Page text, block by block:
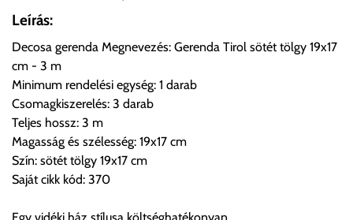
Önnek lehetősége van rendelését a beérkezést követően
ingyenesen átvenni Budapesti Cégcsoportunk Stúdiójában
előre egyeztetett időpontban.
Cím:1133 Budapest, Váci út 100.
Szállítási díjak:
Az oldalunkon rendelés esetén, amennyiben szállítást is kér,
úgy esetenként több lehetőséget ajánl fel a program. Kérjük, a
Leírás:
Decosa gerenda Megnevezés: Gerenda Tirol sötét tölgy 19x17
cm - 3 m
Minimum rendelési egység: 1 darab
Csomagkiszerelés: 3 darab
Teljes hossz: 3 m
Magasság és szélesség: 19x17 cm
Szín: sötét tölgy 19x17 cm
Saját cikk kód: 370